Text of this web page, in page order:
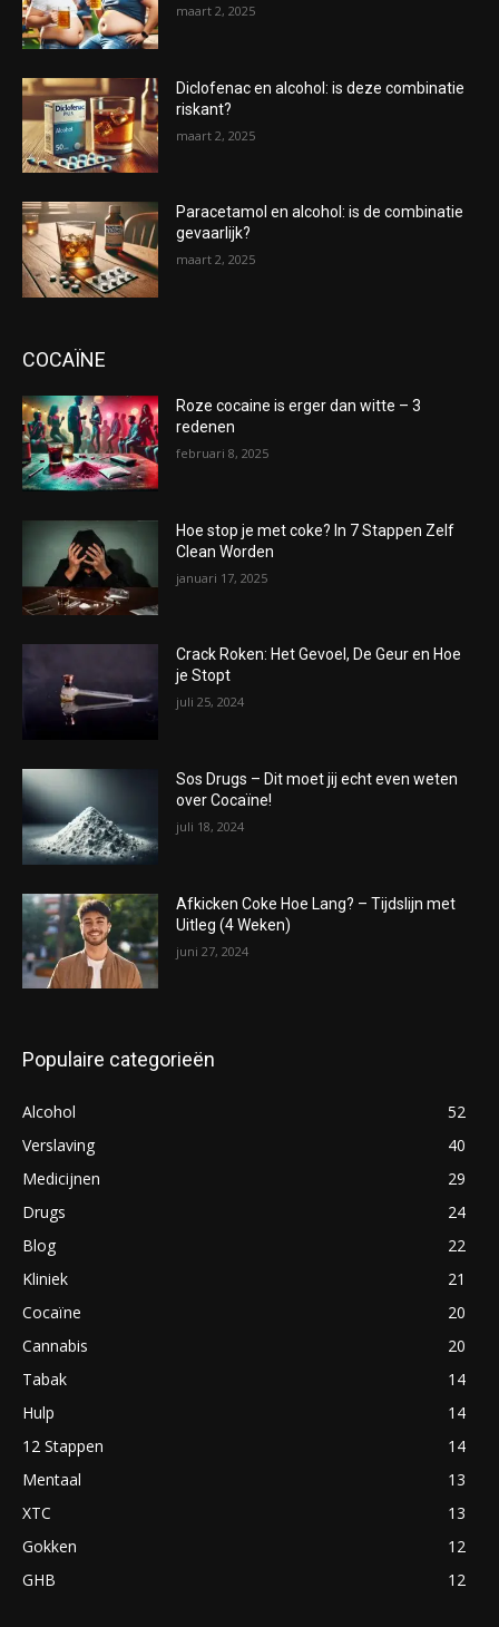
maart 2, 2025
Diclofenac en alcohol: is deze combinatie
riskant?
maart 2, 2025
Paracetamol en alcohol: is de combinatie
gevaarlijk?
maart 2, 2025
COCAÏNE
Roze cocaine is erger dan witte – 3
redenen
februari 8, 2025
Hoe stop je met coke? In 7 Stappen Zelf
Clean Worden
januari 17, 2025
Crack Roken: Het Gevoel, De Geur en Hoe
je Stopt
juli 25, 2024
Sos Drugs – Dit moet jij echt even weten
over Cocaïne!
juli 18, 2024
Afkicken Coke Hoe Lang? – Tijdslijn met
Uitleg (4 Weken)
juni 27, 2024
Populaire categorieën
Alcohol
52
Verslaving
40
Medicijnen
29
Drugs
24
Blog
22
Kliniek
21
Cocaïne
20
Cannabis
20
Tabak
14
Hulp
14
12 Stappen
14
Mentaal
13
XTC
13
Gokken
12
GHB
12